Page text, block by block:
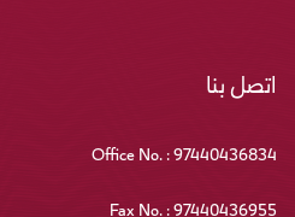
اتصل بنا
Office No. : 97440436834